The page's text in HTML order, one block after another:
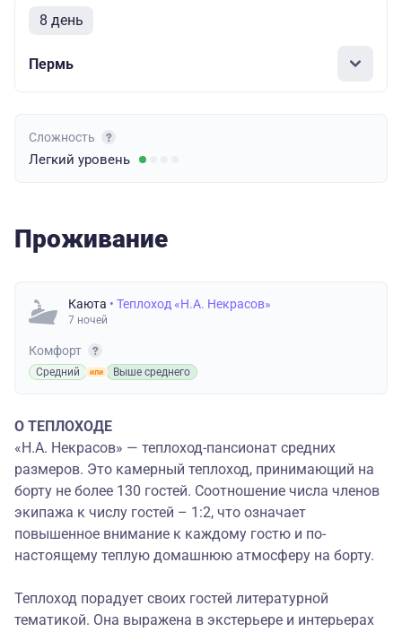
8 день
Пермь
Сложность
Легкий уровень
Проживание
Каюта • Теплоход «Н.А. Некрасов»
7 ночей
Комфорт
Средний Выше среднего
О ТЕПЛОХОДЕ
«Н.А. Некрасов» — теплоход-пансионат средних
размеров. Это камерный теплоход, принимающий на
борту не более 130 гостей. Соотношение числа членов
экипажа к числу гостей – 1:2, что означает
повышенное внимание к каждому гостю и по-
настоящему теплую домашнюю атмосферу на борту.
Теплоход порадует своих гостей литературной
тематикой. Она выражена в экстерьере и интерьерах